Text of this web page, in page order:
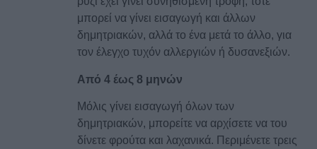
μπορεί να γίνει εισαγωγή και άλλων
δημητριακών, αλλά το ένα μετά το άλλο, για
τον έλεγχο τυχόν αλλεργιών ή δυσανεξιών.
Από 4 έως 8 μηνών
Μόλις γίνει εισαγωγή όλων των
δημητριακών, μπορείτε να αρχίσετε να του
δίνετε φρούτα και λαχανικά. Περιμένετε τρεις